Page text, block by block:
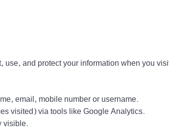
and protect your information when you
email, mobile number or username.
visited) via tools like Google Analytics.
visible.